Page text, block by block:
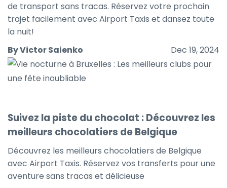
de transport sans tracas. Réservez votre prochain
trajet facilement avec Airport Taxis et dansez toute
la nuit!
By Victor Saienko
Dec 19, 2024
Suivez la piste du chocolat : Découvrez les
meilleurs chocolatiers de Belgique
Découvrez les meilleurs chocolatiers de Belgique
avec Airport Taxis. Réservez vos transferts pour une
aventure sans tracas et délicieuse